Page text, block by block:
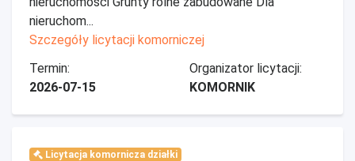
nieruchom...
Szczegóły licytacji komorniczej
Termin:
2026-07-15
Organizator licytacji:
KOMORNIK
Licytacja komornicza działki